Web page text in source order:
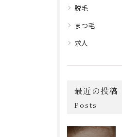
脱毛
まつ毛
求人
最近の投稿
Posts